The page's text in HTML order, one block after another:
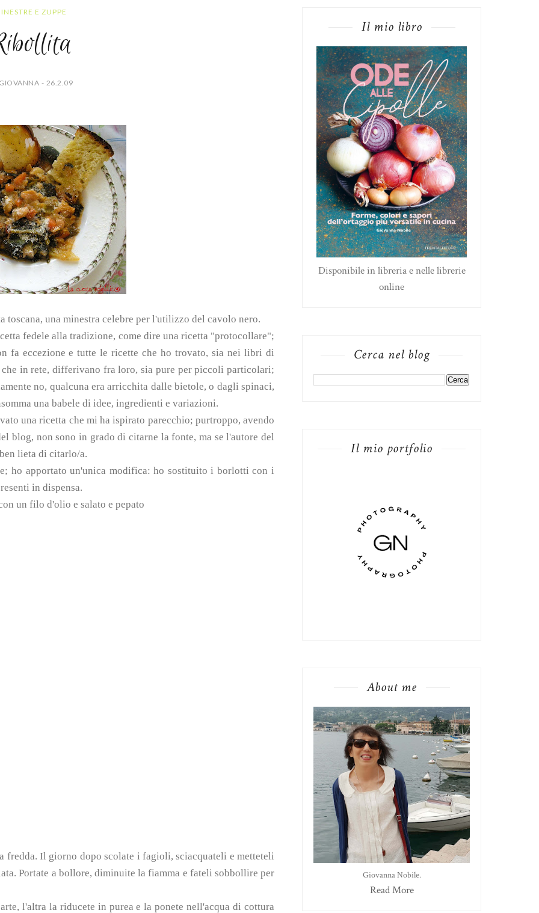
E ZUPPE
- 26.2.09
una minestra celebre per l'utilizzo del cavolo nero.
fedele alla tradizione, come dire una ricetta "protocollare";
fa eccezione e tutte le ricette che ho trovato, sia nei libri di
in rete, differivano fra loro, sia pure per piccoli particolari;
no, qualcuna era arricchita dalle bietole, o dagli spinaci,
una babele di idee, ingredienti e variazioni.
una ricetta che mi ha ispirato parecchio; purtroppo, avendo
blog, non sono in grado di citarne la fonte, ma se l'autore del
lieta di citarlo/a.
ho apportato un'unica modifica: ho sostituito i borlotti con i
in dispensa.
un filo d'olio e salato e pepato
fredda. Il giorno dopo scolate i fagioli, sciacquateli e metteteli
Portate a bollore, diminuite la fiamma e fateli sobbollire per
l'altra la riducete in purea e la ponete nell'acqua di cottura
Il mio libro
Disponibile in libreria e nelle librerie
online
Cerca nel blog
Il mio portfolio
About me
Giovanna Nobile.
Read More